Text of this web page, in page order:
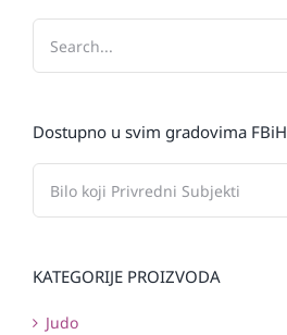
Dostupno u svim gradovima FBiH
KATEGORIJE PROIZVODA
Judo